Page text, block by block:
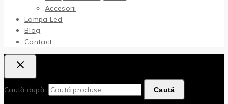
Accesorii
Lampa Led
Blog
Contact
Caută după: Caută